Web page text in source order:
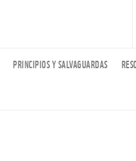
PRINCIPIOS Y SALVAGUARDAS